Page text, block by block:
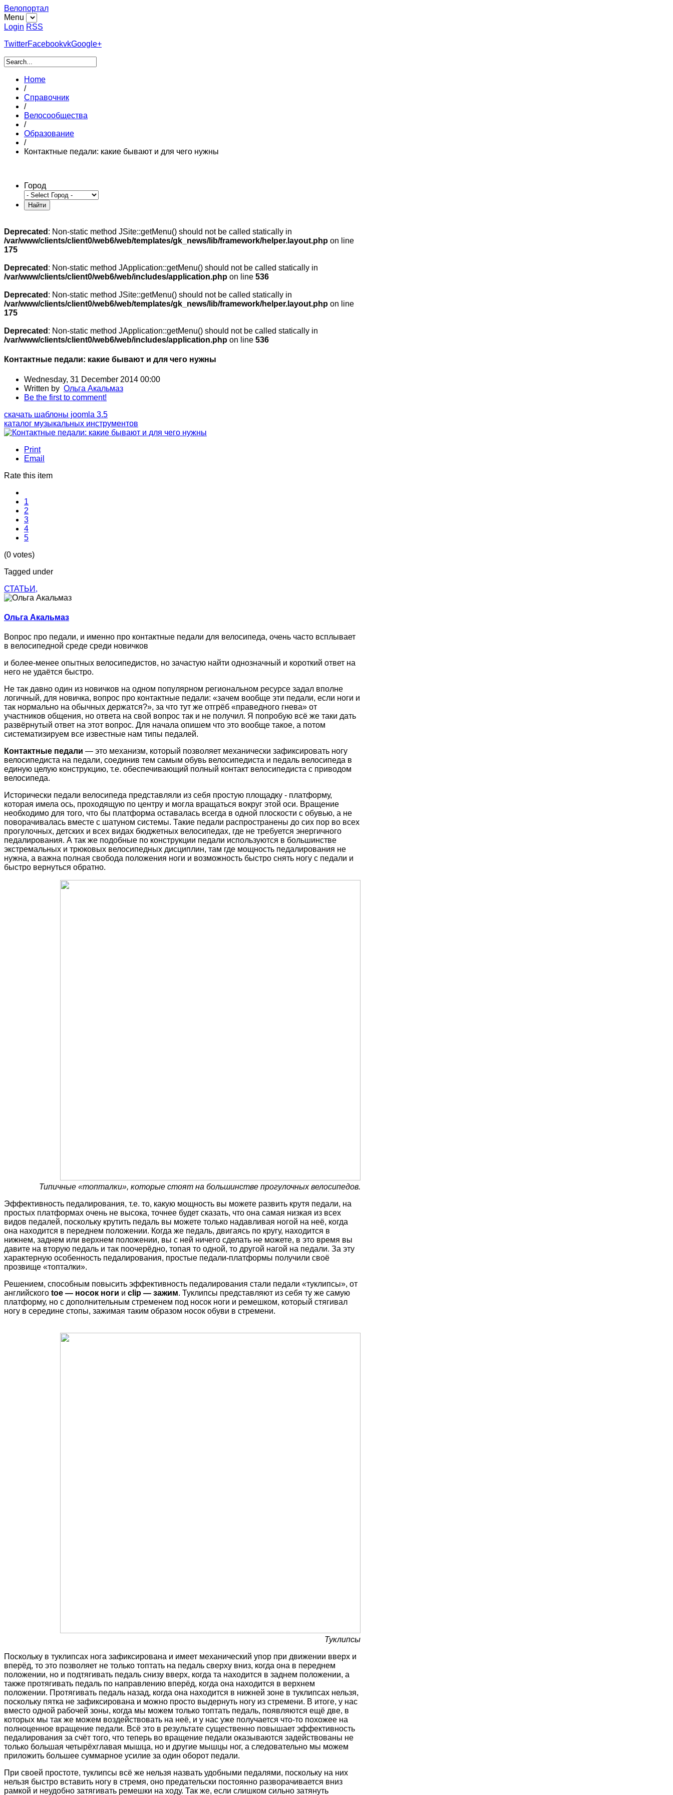
Велопортал
Menu
Login RSS
TwitterFacebookvkGoogle+
Home
/
Справочник
/
Велоcообщества
/
Образование
/
Контактные педали: какие бывают и для чего нужны
Город
Deprecated : Non-static method JSite::getMenu() should not be called statically in
/var/www/clients/client0/web6/web/templates/gk_news/lib/framework/helper.layout.php on line
175
Deprecated : Non-static method JApplication::getMenu() should not be called statically in
/var/www/clients/client0/web6/web/includes/application.php on line 536
Deprecated : Non-static method JSite::getMenu() should not be called statically in
/var/www/clients/client0/web6/web/templates/gk_news/lib/framework/helper.layout.php on line
175
Deprecated : Non-static method JApplication::getMenu() should not be called statically in
/var/www/clients/client0/web6/web/includes/application.php on line 536
Контактные педали: какие бывают и для чего нужны
Wednesday, 31 December 2014 00:00
Written by Ольга Акальмаз
Be the first to comment!
скачать шаблоны joomla 3.5
каталог музыкальных инструментов
Print
Email
Rate this item
1
2
3
4
5
(0 votes)
Tagged under
СТАТЬИ,
Ольга Акальмаз
Вопрос про педали, и именно про контактные педали для велосипеда, очень часто всплывает
в велосипедной среде среди новичков
и более-менее опытных велосипедистов, но зачастую найти однозначный и короткий ответ на
него не удаётся быстро.
Не так давно один из новичков на одном популярном региональном ресурсе задал вполне
логичный, для новичка, вопрос про контактные педали: «зачем вообще эти педали, если ноги и
так нормально на обычных держатся?», за что тут же отгрёб «праведного гнева» от
участников общения, но ответа на свой вопрос так и не получил. Я попробую всё же таки дать
развёрнутый ответ на этот вопрос. Для начала опишем что это вообще такое, а потом
систематизируем все известные нам типы педалей.
Контактные педали — это механизм, который позволяет механически зафиксировать ногу
велосипедиста на педали, соединив тем самым обувь велосипедиста и педаль велосипеда в
единую целую конструкцию, т.е. обеспечивающий полный контакт велосипедиста с приводом
велосипеда.
Исторически педали велосипеда представляли из себя простую площадку - платформу,
которая имела ось, проходящую по центру и могла вращаться вокруг этой оси. Вращение
необходимо для того, что бы платформа оставалась всегда в одной плоскости с обувью, а не
поворачивалась вместе с шатуном системы. Такие педали распространены до сих пор во всех
прогулочных, детских и всех видах бюджетных велосипедах, где не требуется энергичного
педалирования. А так же подобные по конструкции педали используются в большинстве
экстремальных и трюковых велосипедных дисциплин, там где мощность педалирования не
нужна, а важна полная свобода положения ноги и возможность быстро снять ногу с педали и
быстро вернуться обратно.
Типичные «топталки», которые стоят на большинстве прогулочных велосипедов.
Эффективность педалирования, т.е. то, какую мощность вы можете развить крутя педали, на
простых платформах очень не высока, точнее будет сказать, что она самая низкая из всех
видов педалей, поскольку крутить педаль вы можете только надавливая ногой на неё, когда
она находится в переднем положении. Когда же педаль, двигаясь по кругу, находится в
нижнем, заднем или верхнем положении, вы с ней ничего сделать не можете, в это время вы
давите на вторую педаль и так поочерёдно, топая то одной, то другой нагой на педали. За эту
характерную особенность педалирования, простые педали-платформы получили своё
прозвище «топталки».
Решением, способным повысить эффективность педалирования стали педали «туклипсы», от
английского toe — носок ноги и clip — зажим. Туклипсы представляют из себя ту же самую
платформу, но с дополнительным стременем под носок ноги и ремешком, который стягивал
ногу в середине стопы, зажимая таким образом носок обуви в стремени.
Туклипсы
Поскольку в туклипсах нога зафиксирована и имеет механический упор при движении вверх и
вперёд, то это позволяет не только топтать на педаль сверху вниз, когда она в переднем
положении, но и подтягивать педаль снизу вверх, когда та находится в заднем положении, а
также протягивать педаль по направлению вперёд, когда она находится в верхнем
положении. Протягивать педаль назад, когда она находится в нижней зоне в туклипсах нельзя,
поскольку пятка не зафиксирована и можно просто выдернуть ногу из стремени. В итоге, у нас
вместо одной рабочей зоны, когда мы можем только топтать педаль, появляются ещё две, в
которых мы так же можем воздействовать на неё, и у нас уже получается что-то похожее на
полноценное вращение педали. Всё это в результате существенно повышает эффективность
педалирования за счёт того, что теперь во вращение педали оказываются задействованы не
только большая четырёхглавая мышца, но и другие мышцы ног, а следовательно мы можем
приложить большее суммарное усилие за один оборот педали.
При своей простоте, туклипсы всё же нельзя назвать удобными педалями, поскольку на них
нельзя быстро вставить ногу в стремя, оно предательски постоянно разворачивается вниз
рамкой и неудобно затягивать ремешки на ходу. Так же, если слишком сильно затянуть